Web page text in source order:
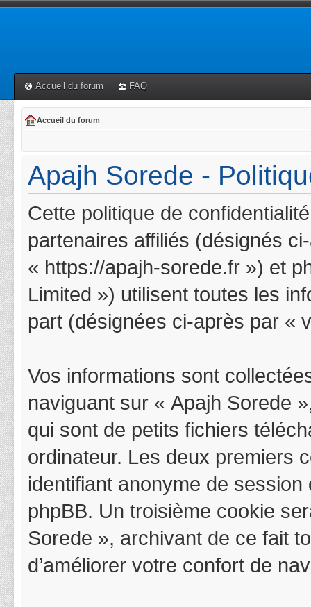
Accueil du forum FAQ
Accueil du forum
Apajh Sorede -
Cette politique de
partenaires affiliés (désignés
« https://apajh-sorede.fr ») et
Limited ») utilisent toutes les
part (désignées ci-après par «
Vos informations sont
naviguant sur « Apajh Sorede
qui sont de petits fichiers
ordinateur. Les deux premiers
identifiant anonyme de
phpBB. Un troisième cookie
Sorede », archivant de ce fait
d’améliorer votre confort de